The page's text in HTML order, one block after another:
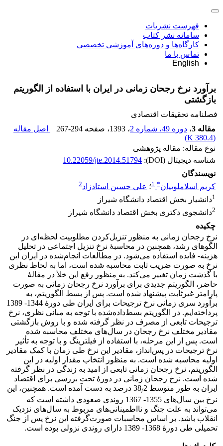
فهرست نشریات
سامانه نشر کتاب
کارگاه‌ها و دوره‌های آموزشی تخصصی
تماس با ما
English
برآورد نرخ رجحان زمانی در ایران با استفاده از الگوریتم
بازگشتی
فصلنامه تحقیقات اقتصادی
مقاله 3
، دوره 49، شماره 2 ، 1393 ، صفحه 267-294
اصل مقاله
(
380.4 K
)
نوع مقاله: مقاله پژوهشی
شناسه دیجیتال (DOI):
10.22059/jte.2014.51794
نویسندگان
کریم اسلاملوییان*
1؛ علی حسین استادزاد2
1دانشیار بخش اقتصاد دانشگاه شیراز
2دانشجوی دکتری بخش اقتصاد دانشگاه شیراز
چکیده
نرخ رجحان زمانی به منظور تنزیل‌کردن مطلوبیت لحظه‌ای در
الگوهای رشد، همچنین در محاسبۀ نرخ تنزیل اجتماعی در تحلیل
هزینه- فایده استفاده می‌شود. در مطالعات انجام‌شده در ایران این
نرخ به صورت ضریب ثابت محاسبه شده است، اما به لحاظ نظری
با گذشت زمان تغییر می‌کند. به منظور رفع این خلأ در مقالۀ
حاضر، الگوریتم جدیدی برای برآورد نرخ رجحان زمانی به صورت
پارامتر غیرثابت پیشنهاد شده است. پس از بسط الگوریتم، به
برآورد سری زمانی نرخ ترجیحات برای ایران طی دورۀ 1344- 1389
پرداخته‌ایم. در الگوریتم بسط‌داده‌شده با توجه به مبانی نظری، نرخ
ترجیحات تابعی از مصرف در نظر گرفته شده و با روش بازگشتی
مقادیر مختلف نرخ رجحان در سال‌های مختلف محاسبه شده
است. پس از این مرحله، با استفاده از فیلترینگ و با توجه به تأثیر
نرخ ترجیحات در پس‌انداز، مقادیر این نرخ طی زمان با کمک مقادیر
اولیه محاسبه شده است. به منظور انتخاب مقدار اولیه در این
الگوریتم، نرخ رجحان زمانی تابعی از امید به زندگی در نظر گرفته
شده است. نرخ رجحان زمانی در دورۀ تحت بررسی برای اقتصاد
ایران به طور متوسط 38
/
2 درصد به دست آمده است. همچنین، این
نرخ بین سال‌های 1355- 1367 روندی صعودی داشته است که
می‌تواند به علت جنگ و نااطمینانی‌های مربوط به سال‌های نزدیک
انقلاب باشد. بر اساس محاسبات صورت‌گرفته این نرخ پس از جنگ
تحمیلی طی دورۀ 1368- 1389 دارای روندی نزولی بوده است.